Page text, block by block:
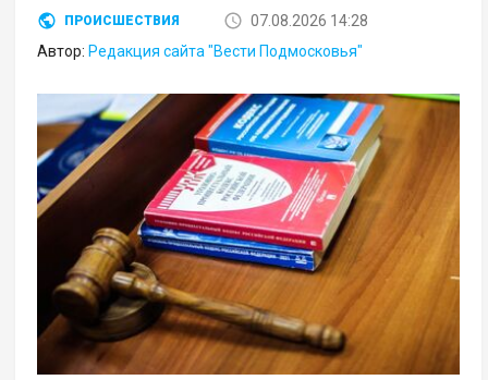
ПРОИСШЕСТВИЯ
07.08.2026 14:28
Автор: Редакция сайта "Вести Подмосковья"